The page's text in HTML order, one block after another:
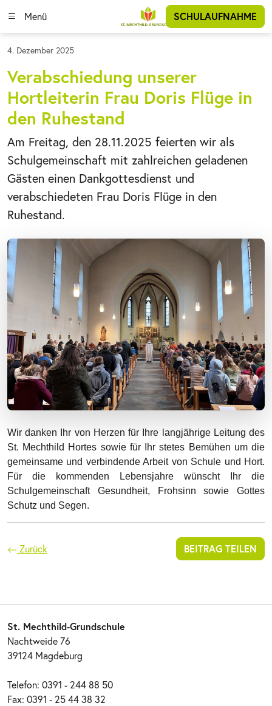
Menü SCHULAUFNAHME
4. Dezember 2025
Verabschiedung unserer
Hortleiterin Frau Doris Flüge in
den Ruhestand
Am Freitag, den 28.11.2025 feierten wir als
Schulgemeinschaft mit zahlreichen geladenen
Gästen einen Dankgottesdienst und
verabschiedeten Frau Doris Flüge in den
Ruhestand.
Wir danken Ihr von Herzen für Ihre langjährige Leitung des
St. Mechthild Hortes sowie für Ihr stetes Bemühen um die
gemeinsame und verbindende Arbeit von Schule und Hort.
Für die kommenden Lebensjahre wünscht Ihr die
Schulgemeinschaft Gesundheit, Frohsinn sowie Gottes
Schutz und Segen.
Zurück BEITRAG TEILEN
St. Mechthild-Grundschule
Nachtweide 76
39124 Magdeburg
Telefon: 0391 - 244 88 50
Fax: 0391 - 25 44 38 32